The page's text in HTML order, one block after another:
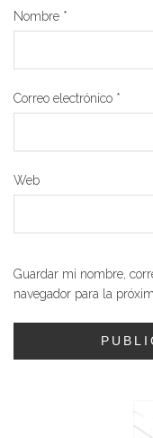
Nombre *
Correo electrónico *
Web
Guardar mi nombre,
navegador para la